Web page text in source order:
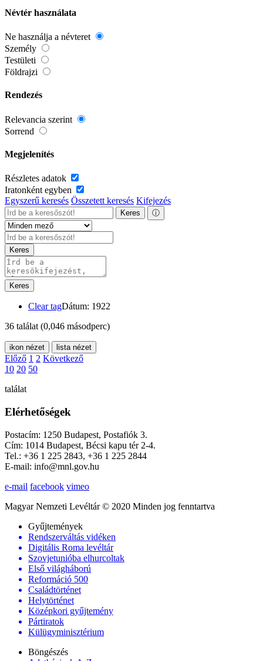
Névtér használata
Ne használja a névteret
Személy
Testületi
Földrajzi
Rendezés
Relevancia szerint
Sorrend
Megjelenítés
Részletes adatok
Iratonként egyben
Egyszerű keresés Összetett keresés Kifejezés
Keres ⓘ
Keres
Keres
Clear tagDátum: 1922
36 találat (0,046 másodperc)
ikon nézet lista nézet
Előző 1 2 Következő
10 20 50
találat
Elérhetőségek
Postacím: 1250 Budapest, Postafiók 3.
Cím: 1014 Budapest, Bécsi kapu tér 2-4.
Tel.: +36 1 225 2843, +36 1 225 2844
E-mail: info@mnl.gov.hu
e-mail facebook vimeo
Magyar Nemzeti Levéltár © 2020 Minden jog fenntartva
Gyűjtemények
Rendszerváltás vidéken
Digitális Roma levéltár
Szovjetunióba elhurcoltak
Első világháború
Reformáció 500
Családtörténet
Helytörténet
Középkori gyűjtemény
Pártiratok
Külügyminisztérium
Böngészés